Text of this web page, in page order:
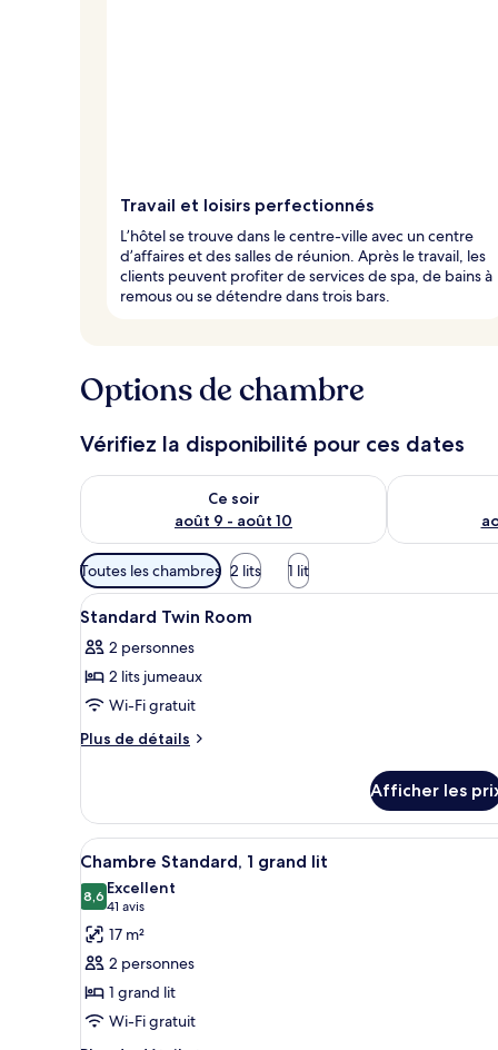
Travail et loisirs perfectionnés
L’hôtel se trouve dans le centre-ville avec un centre
d’affaires et des salles de réunion. Après le travail, les
clients peuvent profiter de services de spa, de bains à
remous ou se détendre dans trois bars.
Options de chambre
Vérifiez la disponibilité pour ces dates
Ce soir
août 9 - août 10
Vérifier la disponibilité pour ce soir août 9 - août 10
Vérifier la
Filtres
disponibles
pour
chambres
Toutes les chambres 2 lits 1 lit
Afficher
toutes
les
photos
pour
ce
chambre :
Standard
Twin
Room
Une chambre d’hôtel avec
6
Standard Twin Room
2 personnes
2 lits jumeaux
Wi-Fi gratuit
Plus de détails
Plus
Standard
Twin
Room
Afficher les
Afficher
toutes
les
photos
pour
ce
type
de
Une chambre d’hôtel avec
5
Chambre Standard, 1 grand lit
8,68,6 sur 10
Excellent
41 avis
(41 avis)
17 m²
2 personnes
1 grand lit
Wi-Fi gratuit